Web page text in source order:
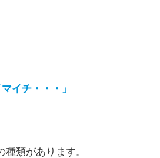
イチ・・・」
種類があります。